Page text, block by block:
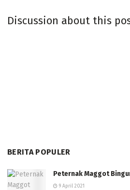
Discussion about this
BERITA POPULER
Peternak Maggot
9 April 2021